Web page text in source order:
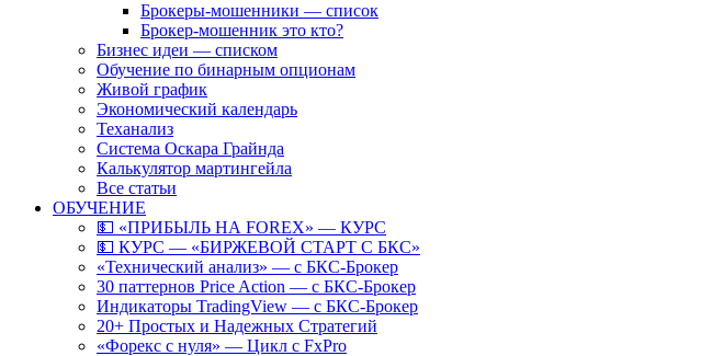
Брокеры-мошенники — список
Брокер-мошенник это кто?
Бизнес идеи — списком
Обучение по бинарным опционам
Живой график
Экономический календарь
Теханализ
Система Оскара Грайнда
Калькулятор мартингейла
Все статьи
ОБУЧЕНИЕ
💵 «ПРИБЫЛЬ НА FOREX» — КУРС
💵 КУРС — «БИРЖЕВОЙ СТАРТ С БКС»
«Технический анализ» — с БКС-Брокер
30 паттернов Price Action — с БКС-Брокер
Индикаторы TradingView — с БКС-Брокер
20+ Простых и Надежных Стратегий
«Форекс с нуля» — Цикл с FxPro